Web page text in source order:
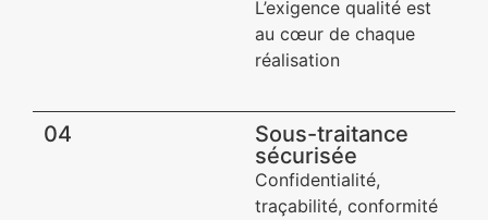
L’exigence qualité est
au cœur de chaque
réalisation
04
Sous-traitance
sécurisée​
Confidentialité,
traçabilité, conformité